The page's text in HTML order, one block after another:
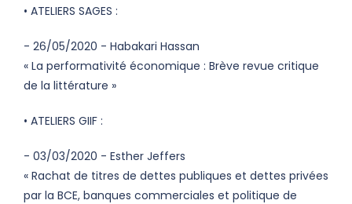
• ATELIERS SAGES :
- 26/05/2020 - Habakari Hassan
« La performativité économique : Brève revue critique
de la littérature »
• ATELIERS GIIF :
- 03/03/2020 - Esther Jeffers
« Rachat de titres de dettes publiques et dettes privées
par la BCE, banques commerciales et politique de